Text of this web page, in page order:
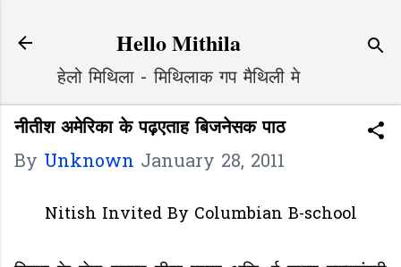
Hello Mithila
हेलो मिथिला - मिथिलाक गप मैथिली मे
नीतीश अमेरिका के पढ़एताह बिजनेसक पाठ
By Unknown January 28, 2011
Nitish Invited By Columbian B-school